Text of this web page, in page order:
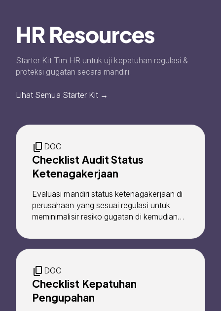
HR Resources
Starter Kit Tim HR untuk uji kepatuhan regulasi &
proteksi gugatan secara mandiri.
Lihat Semua Starter Kit
DOC
Checklist Audit Status
Ketenagakerjaan
Evaluasi mandiri status ketenagakerjaan di
perusahaan yang sesuai regulasi untuk
meminimalisir resiko gugatan di kemudian
DOC
Checklist Kepatuhan
Pengupahan